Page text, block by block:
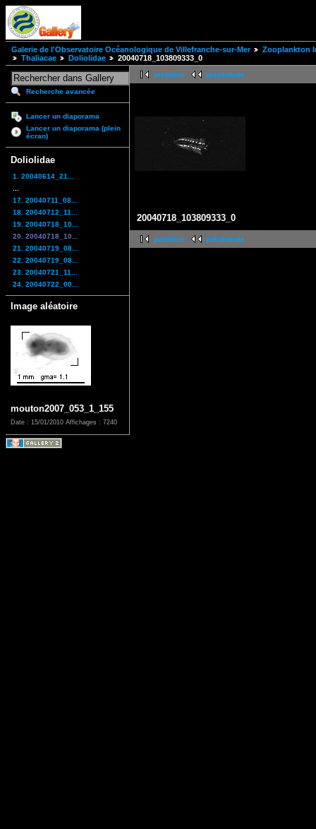
Galerie de l'Observatoire Océanologique de Villefranche-sur-Mer
Zooplankton
Thaliacae
Doliolidae 20040718_103809333_0
Recherche avancée
Lancer un diaporama
Lancer un diaporama (plein
écran)
Doliolidae
1. 20040614_21...
17. 20040711_08...
18. 20040712_11...
19. 20040718_10...
20. 20040718_10...
21. 20040719_08...
22. 20040719_08...
23. 20040721_11...
24. 20040722_00...
Image aléatoire
mouton2007_053_1_155
Date : 15/01/2010 Affichages : 7240
première précédente
20040718_103809333_0
première précédente